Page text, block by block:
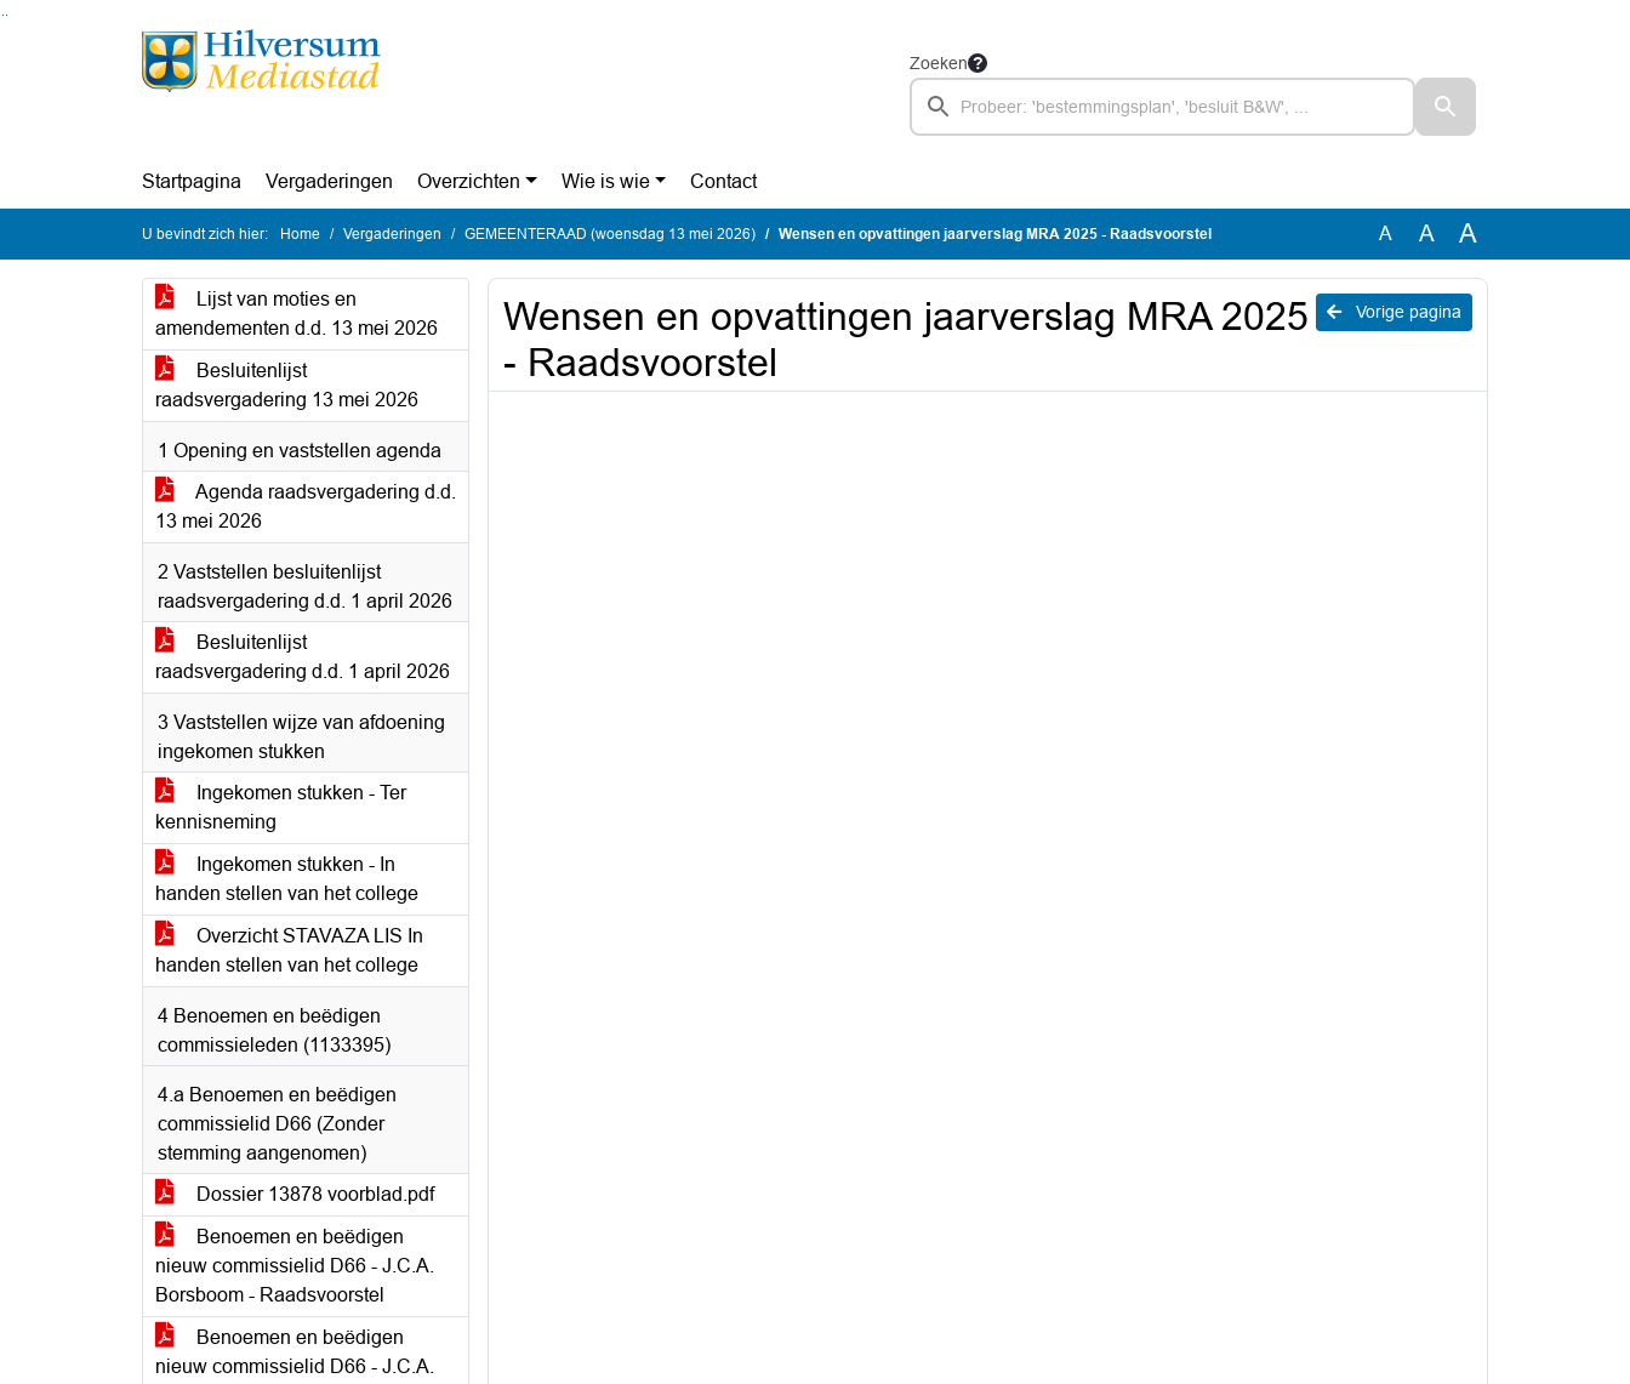
Ga naar de inhoud van deze pagina
Ga naar het zoeken
Ga naar het menu
Zoeken
Startpagina Vergaderingen Overzichten Wie is wie Contact
U bevindt zich hier: Home Vergaderingen GEMEENTERAAD (woensdag 13 mei 2026) Wensen en opvattingen jaarverslag MRA 2025 - Raadsvoorstel A A A
Lijst van moties en
amendementen d.d. 13 mei 2026
Besluitenlijst
raadsvergadering 13 mei 2026
1 Opening en vaststellen agenda
Agenda raadsvergadering d.d.
13 mei 2026
2 Vaststellen besluitenlijst
raadsvergadering d.d. 1 april 2026
Besluitenlijst
raadsvergadering d.d. 1 april 2026
3 Vaststellen wijze van afdoening
ingekomen stukken
Ingekomen stukken - Ter
kennisneming
Ingekomen stukken - In
handen stellen van het college
Overzicht STAVAZA LIS In
handen stellen van het college
4 Benoemen en beëdigen
commissieleden (1133395)
4.a Benoemen en beëdigen
commissielid D66 (Zonder
stemming aangenomen)
Dossier 13878 voorblad.pdf
Benoemen en beëdigen
nieuw commissielid D66 - J.C.A.
Borsboom - Raadsvoorstel
Benoemen en beëdigen
nieuw commissielid D66 - J.C.A.
Vorige pagina
Wensen en opvattingen jaarverslag MRA 2025
- Raadsvoorstel